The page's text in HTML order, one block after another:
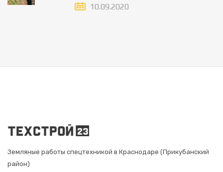
10.09.2020
Земляные работы спецтехникой в Краснодаре (Прикубанский
район)